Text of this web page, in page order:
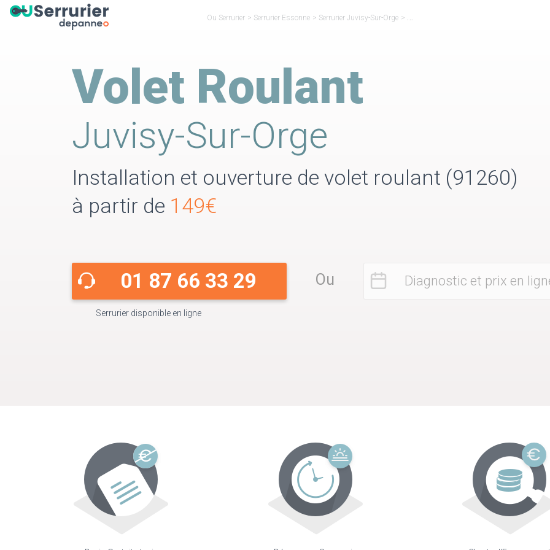
Ou Serrurier > Serrurier Essonne > Serrurier Juvisy-Sur-Orge >
Volet Roulant
Juvisy-Sur-Orge
Installation et ouverture de volet roulant (91260)
à partir de 149€
01 87 66 33 29
Serrurier disponible en ligne
Ou Diagnostic et prix en